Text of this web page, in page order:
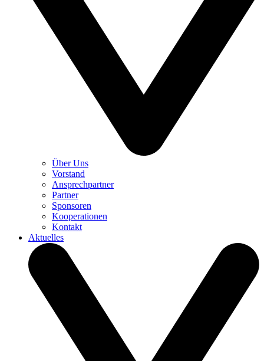
Über Uns
Vorstand
Ansprechpartner
Partner
Sponsoren
Kooperationen
Kontakt
Aktuelles